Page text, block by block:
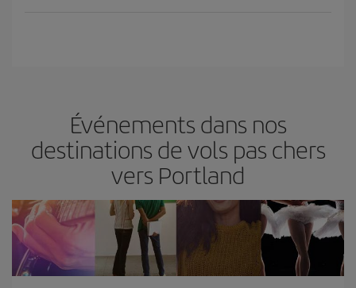
Événements dans nos
destinations de vols pas chers
vers Portland